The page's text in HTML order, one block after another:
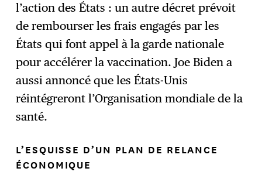
l’action des États : un autre décret prévoit
de rembourser les frais engagés par les
États qui font appel à la garde nationale
pour accélérer la vaccination. Joe Biden a
aussi annoncé que les États-Unis
réintégreront l’Organisation mondiale de la
santé.
L’ESQUISSE D’UN PLAN DE RELANCE
ÉCONOMIQUE